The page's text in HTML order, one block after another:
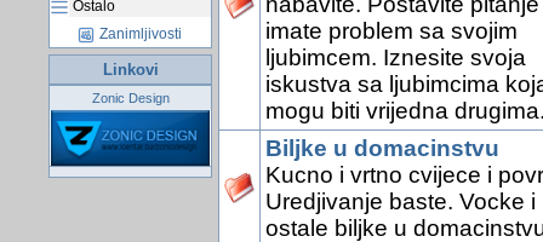
Ostalo
Zanimljivosti
Linkovi
Zonic Design
imate problem sa svojim
ljubimcem. Iznesite svoja
iskustva sa ljubimcima
mogu biti vrijedna
Biljke u domacinstvu
Kucno i vrtno cvijece i
Uredjivanje baste. Vocke i
ostale biljke u